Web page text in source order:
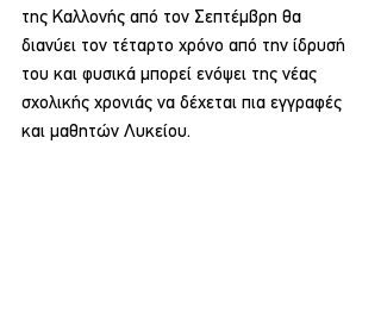
της Καλλονής από τον Σεπτέμβρη θα
διανύει τον τέταρτο χρόνο από την ίδρυσή
του και φυσικά μπορεί ενόψει της νέας
σχολικής χρονιάς να δέχεται πια εγγραφές
και μαθητών Λυκείου.